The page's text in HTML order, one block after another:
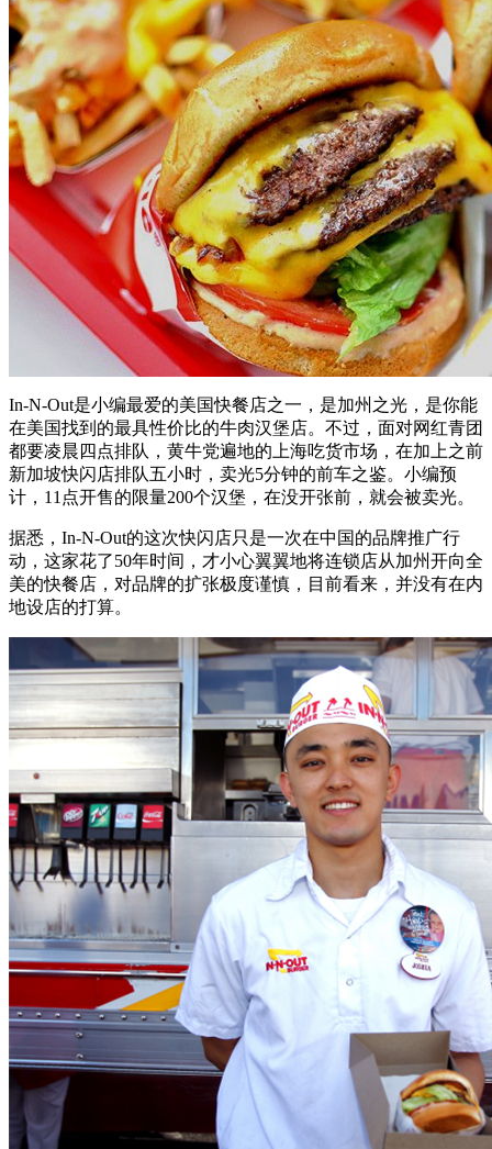
In-N-Out是小编最爱的美国快餐店之一，是加州之光，是你能
在美国找到的最具性价比的牛肉汉堡店。不过，面对网红青团
都要凌晨四点排队，黄牛党遍地的上海吃货市场，在加上之前
新加坡快闪店排队五小时，卖光5分钟的前车之鉴。小编预
计，11点开售的限量200个汉堡，在没开张前，就会被卖光。
据悉，In-N-Out的这次快闪店只是一次在中国的品牌推广行
动，这家花了50年时间，才小心翼翼地将连锁店从加州开向全
美的快餐店，对品牌的扩张极度谨慎，目前看来，并没有在内
地设店的打算。